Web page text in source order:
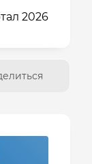
2026